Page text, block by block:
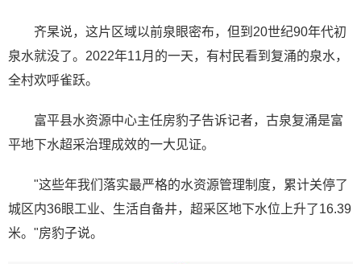
齐杲说，这片区域以前泉眼密布，但到20世纪90年代初
泉水就没了。2022年11月的一天，有村民看到复涌的泉水，
全村欢呼雀跃。
富平县水资源中心主任房豹子告诉记者，古泉复涌是富
平地下水超采治理成效的一大见证。
"这些年我们落实最严格的水资源管理制度，累计关停了
城区内36眼工业、生活自备井，超采区地下水位上升了16.39
米。"房豹子说。